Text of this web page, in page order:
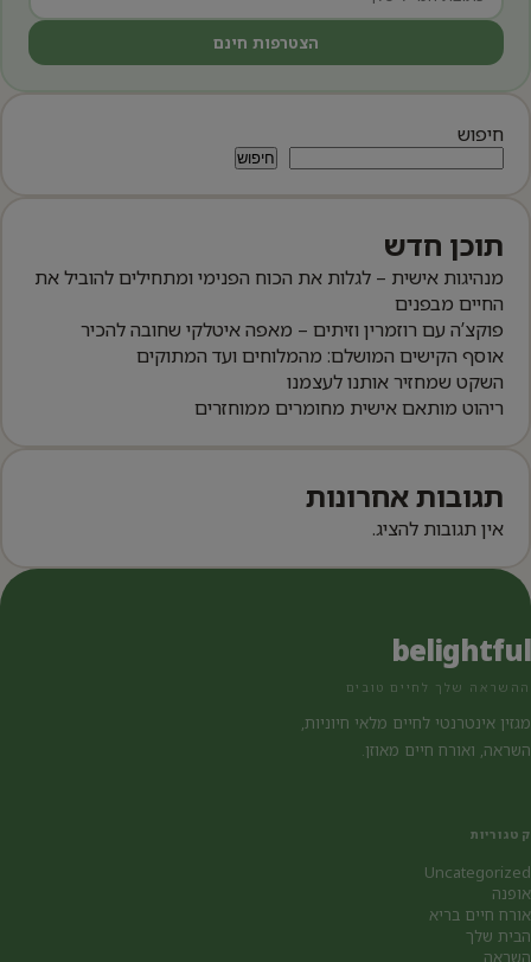
הצטרפות חינם
חיפוש
חיפוש
תוכן חדש
מנהיגות אישית – לגלות את הכוח הפנימי ומתחילים להוביל את
החיים מבפנים
פוקצ’ה עם רוזמרין וזיתים – מאפה איטלקי שחובה להכיר
אוסף הקישים המושלם: מהמלוחים ועד המתוקים
השקט שמחזיר אותנו לעצמנו
ריהוט מותאם אישית מחומרים ממוחזרים
תגובות אחרונות
אין תגובות להציג.
belightful
ההשראה שלך לחיים טובים
מגזין אינטרנטי לחיים מלאי חיוניות,
השראה, ואורח חיים מאוזן.
קטגוריות
Uncategorized
אופנה
אורח חיים בריא
הבית שלך
השראה